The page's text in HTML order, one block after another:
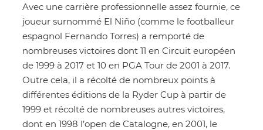
Avec une carrière professionnelle assez fournie, ce
joueur surnommé El Niño (comme le footballeur
espagnol Fernando Torres) a remporté de
nombreuses victoires dont 11 en Circuit européen
de 1999 à 2017 et 10 en PGA Tour de 2001 à 2017.
Outre cela, il a récolté de nombreux points à
différentes éditions de la Ryder Cup à partir de
1999 et récolté de nombreuses autres victoires,
dont en 1998 l’open de Catalogne, en 2001, le